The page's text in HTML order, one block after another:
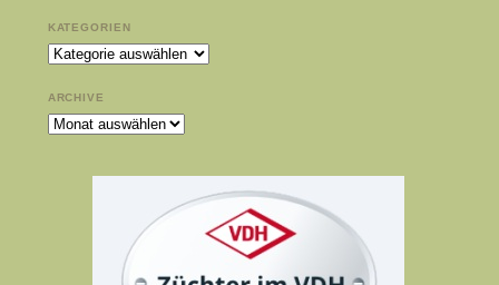
KATEGORIEN
Kategorien
ARCHIVE
Archive